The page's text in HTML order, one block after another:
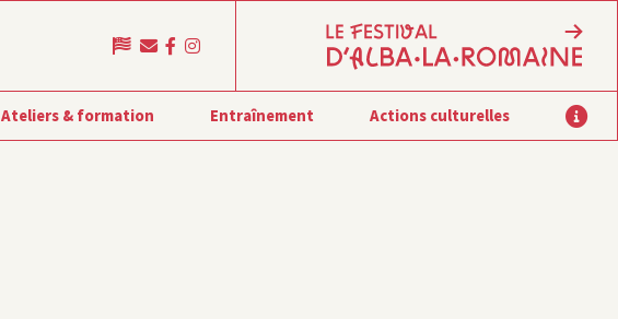
Ateliers & formation Entraînement Actions culturelles